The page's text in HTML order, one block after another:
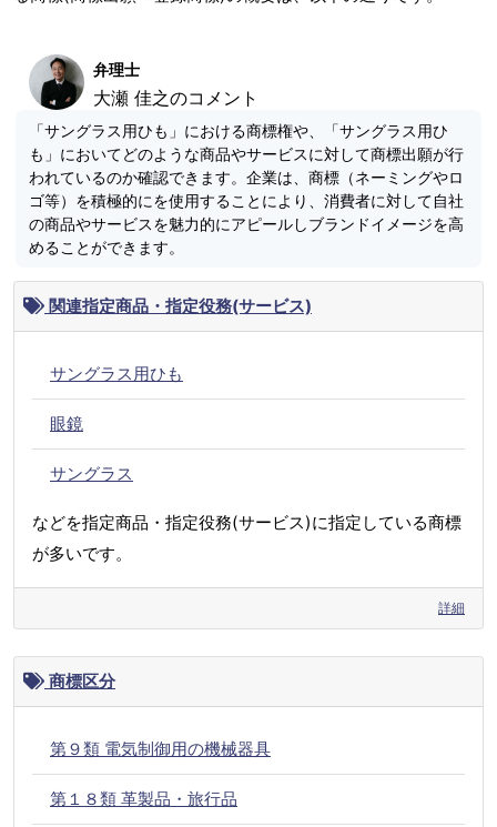
弁理士
大瀬 佳之のコメント
「サングラス用ひも」における商標権や、「サングラス用ひ
も」においてどのような商品やサービスに対して商標出願が行
われているのか確認できます。企業は、商標（ネーミングやロ
ゴ等）を積極的にを使用することにより、消費者に対して自社
の商品やサービスを魅力的にアピールしブランドイメージを高
めることができます。
関連指定商品・指定役務(サービス)
サングラス用ひも
眼鏡
サングラス
などを指定商品・指定役務(サービス)に指定している商標
が多いです。
詳細
商標区分
第９類 電気制御用の機械器具
第１８類 革製品・旅行品